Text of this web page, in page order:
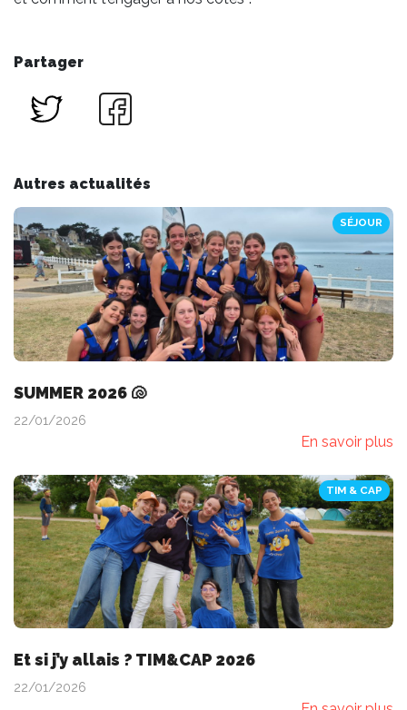
Partager
Autres actualités
SÉJOUR
SUMMER 2026 🐚
22/01/2026
En savoir plus
TIM & CAP
Et si j’y allais ? TIM&CAP 2026
22/01/2026